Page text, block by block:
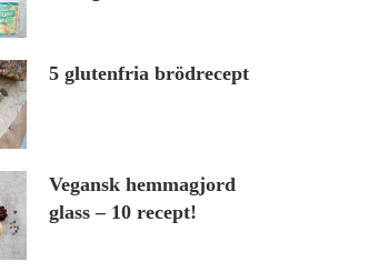
5 glutenfria brödrecept
Vegansk hemmagjord
glass – 10 recept!